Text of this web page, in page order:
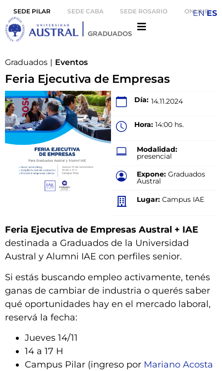
SEDE PILAR SEDE CABA SEDE ROSARIO ONLINE
Graduados | Eventos
Feria Ejecutiva de Empresas
Día: 14.11.2024
Hora: 14:00 hs.
Modalidad:
presencial
Expone: Graduados
Austral
Lugar: Campus IAE
Feria Ejecutiva de Empresas Austral + IAE
destinada a Graduados de la Universidad
Austral y Alumni IAE con perfiles senior.
Si estás buscando empleo activamente, tenés
ganas de cambiar de industria o querés saber
qué oportunidades hay en el mercado laboral,
reservá la fecha:
Jueves 14/11
14 a 17 H
Campus Pilar (ingreso por Mariano Acosta
EN ES